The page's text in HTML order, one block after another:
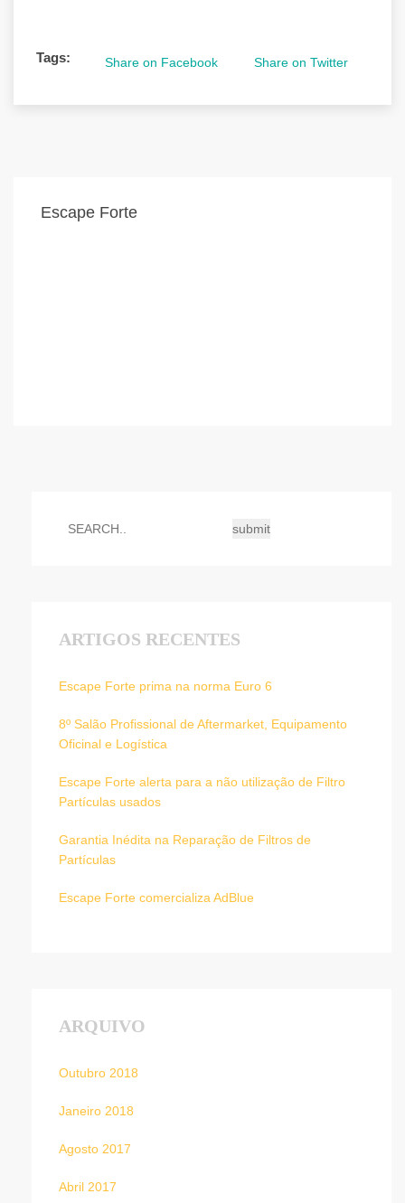
Tags: Share on Facebook Share on Twitter
Escape Forte
ARTIGOS RECENTES
Escape Forte prima na norma Euro 6
8º Salão Profissional de Aftermarket, Equipamento
Oficinal e Logística
Escape Forte alerta para a não utilização de Filtro
Partículas usados
Garantia Inédita na Reparação de Filtros de
Partículas
Escape Forte comercializa AdBlue
ARQUIVO
Outubro 2018
Janeiro 2018
Agosto 2017
Abril 2017